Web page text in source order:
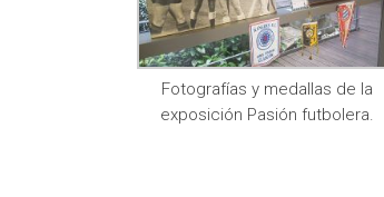
Fotografías y medallas de la
exposición Pasión futbolera.